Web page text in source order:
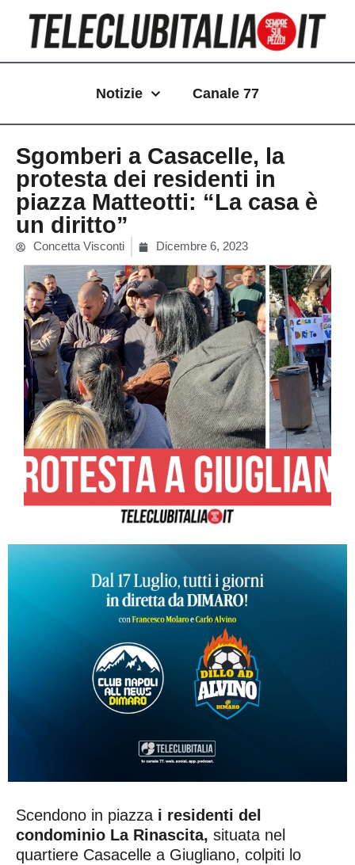
contenuto
Notizie Canale 77
Sgomberi a Casacelle, la
protesta dei residenti in
piazza Matteotti: “La casa è
un diritto”
Concetta Visconti Dicembre 6, 2023
Scendono in piazza i residenti del
condominio La Rinascita, situata nel
quartiere Casacelle a Giugliano, colpiti lo